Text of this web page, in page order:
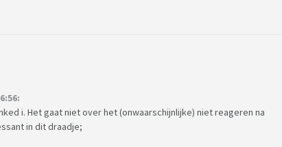
i. Het gaat niet over het (onwaarschijnlijke) niet reageren na
in dit draadje;